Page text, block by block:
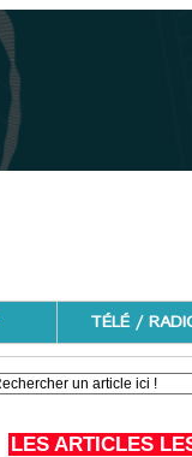
TÉLÉ /
LES ARTICLES